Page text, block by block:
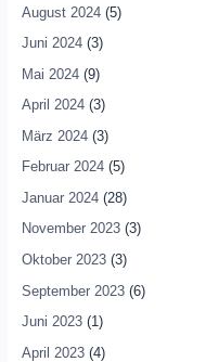
August 2024(5)
Juni 2024(3)
Mai 2024(9)
April 2024(3)
März 2024(3)
Februar 2024(5)
Januar 2024(28)
November 2023(3)
Oktober 2023(3)
September 2023(6)
Juni 2023(1)
April 2023(4)